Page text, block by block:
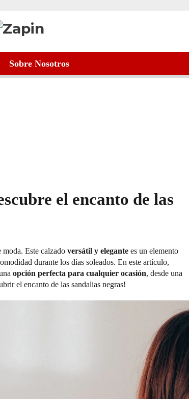
Sobre Nosotros
el encanto de las
moda. Este calzadoversátil y elegante es un elemento
durante los días soleados. En este artículo,
opción perfecta para cualquier ocasión, desde una
el encanto de las sandalias negras!